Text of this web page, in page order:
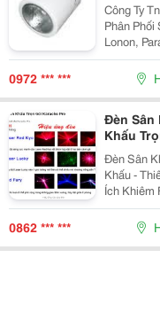
Công Ty
Phân
Lonon,
Phối Đèn
Sano,
0972 *** ***
Đèn Sân
Đèn Sân Khấu
Khấu - Thiết Bị Ánh
Ích Khiêm F.5 Q.11
Hồng) - Đt:
0862 *** ***